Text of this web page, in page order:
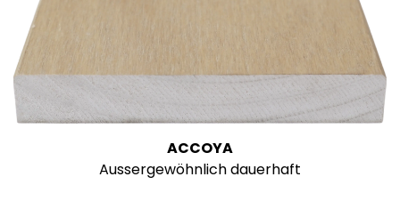
ACCOYA
Aussergewöhnlich dauerhaft